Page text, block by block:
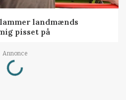
landmænds
pisset på
Annonce
Loading...